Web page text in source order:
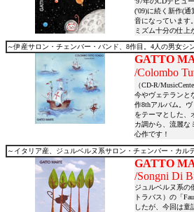
('09)に続く新作(通
音になっています
ミズム十分の仕上
～伊産サロン・チェンバー・バンド、8作目。4人の男女
GATTO
/Colombo
（CD-R/
今やヴェテランと
作8thアルバム。
をテーマとした、
カ調から、流麗な
心作です！
～イタリア産、ジュルベルヌ系サロン・チェンバー・カル
GATTO
/Songni Di
ジュルベルヌ系の
トラバス）の「
したが、今回は